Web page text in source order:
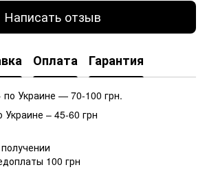
Написать отзыв
Оплата Гарантия
по Украине — 70-100 грн.
Украине – 45-60 грн
100 грн